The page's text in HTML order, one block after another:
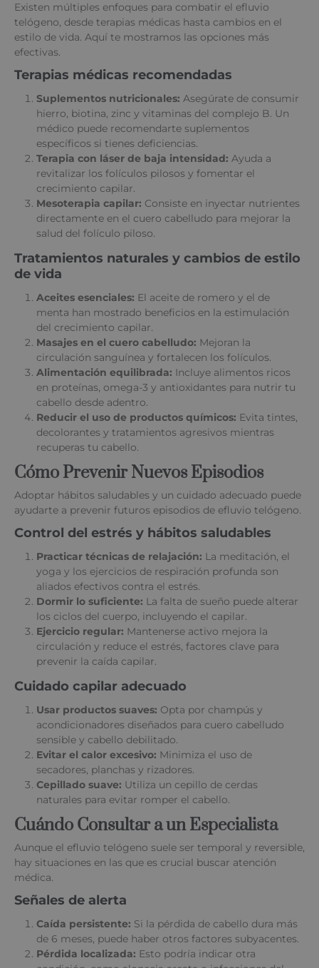
Existen múltiples enfoques para combatir el efluvio
telógeno, desde terapias médicas hasta cambios en el
estilo de vida. Aquí te mostramos las opciones más
efectivas.
Terapias médicas recomendadas
Suplementos nutricionales: Asegúrate de consumir
hierro, biotina, zinc y vitaminas del complejo B. Un
médico puede recomendarte suplementos
específicos si tienes deficiencias.
Terapia con láser de baja intensidad: Ayuda a
revitalizar los folículos pilosos y fomentar el
crecimiento capilar.
Mesoterapia capilar: Consiste en inyectar nutrientes
directamente en el cuero cabelludo para mejorar la
salud del folículo piloso.
Tratamientos naturales y cambios de estilo
de vida
Aceites esenciales: El aceite de romero y el de
menta han mostrado beneficios en la estimulación
del crecimiento capilar.
Masajes en el cuero cabelludo: Mejoran la
circulación sanguínea y fortalecen los folículos.
Alimentación equilibrada: Incluye alimentos ricos
en proteínas, omega-3 y antioxidantes para nutrir tu
cabello desde adentro.
Reducir el uso de productos químicos: Evita tintes,
decolorantes y tratamientos agresivos mientras
recuperas tu cabello.
Cómo Prevenir Nuevos Episodios
Adoptar hábitos saludables y un cuidado adecuado puede
ayudarte a prevenir futuros episodios de efluvio telógeno.
Control del estrés y hábitos saludables
Practicar técnicas de relajación: La meditación, el
yoga y los ejercicios de respiración profunda son
aliados efectivos contra el estrés.
Dormir lo suficiente: La falta de sueño puede alterar
los ciclos del cuerpo, incluyendo el capilar.
Ejercicio regular: Mantenerse activo mejora la
circulación y reduce el estrés, factores clave para
prevenir la caída capilar.
Cuidado capilar adecuado
Usar productos suaves: Opta por champús y
acondicionadores diseñados para cuero cabelludo
sensible y cabello debilitado.
Evitar el calor excesivo: Minimiza el uso de
secadores, planchas y rizadores.
Cepillado suave: Utiliza un cepillo de cerdas
naturales para evitar romper el cabello.
Cuándo Consultar a un Especialista
Aunque el efluvio telógeno suele ser temporal y reversible,
hay situaciones en las que es crucial buscar atención
médica.
Señales de alerta
Caída persistente: Si la pérdida de cabello dura más
de 6 meses, puede haber otros factores subyacentes.
Pérdida localizada: Esto podría indicar otra